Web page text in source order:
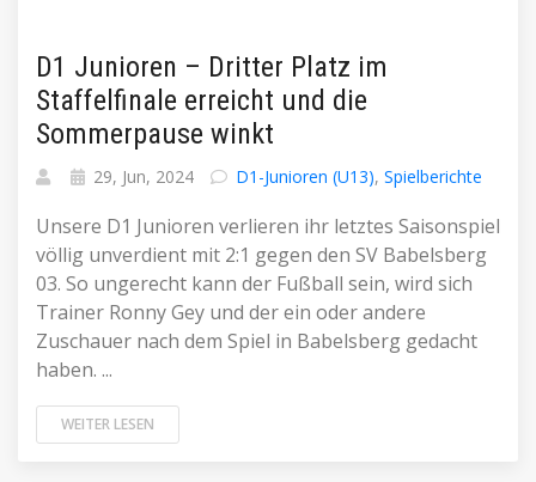
D1 Junioren – Dritter Platz im
Staffelfinale erreicht und die
Sommerpause winkt
29, Jun, 2024 D1-Junioren (U13), Spielberichte
Unsere D1 Junioren verlieren ihr letztes Saisonspiel
völlig unverdient mit 2:1 gegen den SV Babelsberg
03. So ungerecht kann der Fußball sein, wird sich
Trainer Ronny Gey und der ein oder andere
Zuschauer nach dem Spiel in Babelsberg gedacht
haben. ...
WEITER LESEN